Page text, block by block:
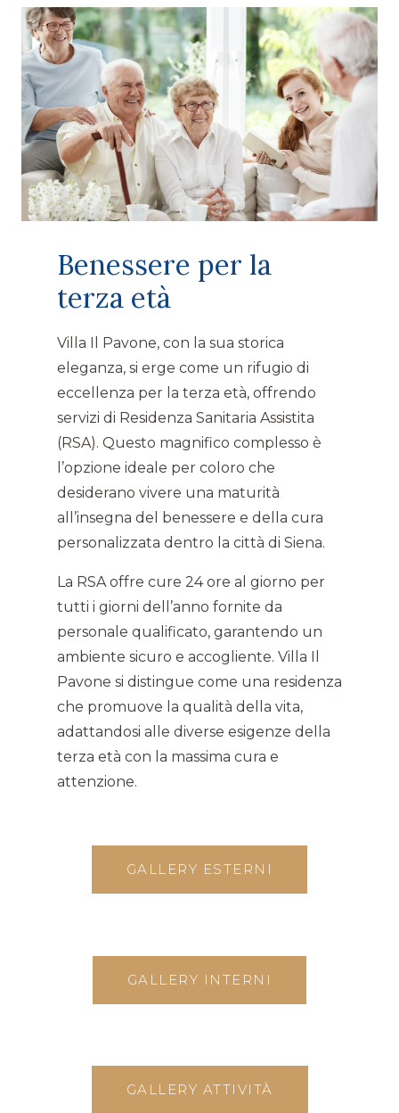
Benessere per la
terza età
Villa Il Pavone, con la sua storica
eleganza, si erge come un rifugio di
eccellenza per la terza età, offrendo
servizi di Residenza Sanitaria Assistita
(RSA). Questo magnifico complesso è
l’opzione ideale per coloro che
desiderano vivere una maturità
all’insegna del benessere e della cura
personalizzata dentro la città di Siena.
La RSA offre cure 24 ore al giorno per
tutti i giorni dell’anno fornite da
personale qualificato, garantendo un
ambiente sicuro e accogliente. Villa Il
Pavone si distingue come una residenza
che promuove la qualità della vita,
adattandosi alle diverse esigenze della
terza età con la massima cura e
attenzione.
GALLERY ESTERNI
GALLERY INTERNI
GALLERY ATTIVITÀ